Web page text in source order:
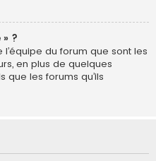
» ?
du forum que sont les
en plus de quelques
que les forums qu’ils